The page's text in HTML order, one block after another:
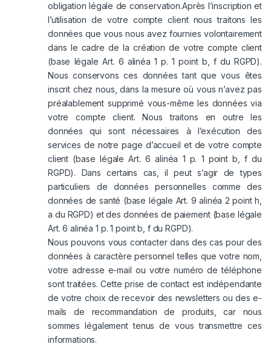
obligation légale de conservation.Après l’inscription et
l’utilisation de votre compte client nous traitons les
données que vous nous avez fournies volontairement
dans le cadre de la création de votre compte client
(base légale Art. 6 alinéa 1 p. 1 point b, f du RGPD).
Nous conservons ces données tant que vous êtes
inscrit chez nous, dans la mesure où vous n’avez pas
préalablement supprimé vous-même les données via
votre compte client. Nous traitons en outre les
données qui sont nécessaires à l’exécution des
services de notre page d’accueil et de votre compte
client (base légale Art. 6 alinéa 1 p. 1 point b, f du
RGPD). Dans certains cas, il peut s’agir de types
particuliers de données personnelles comme des
données de santé (base légale Art. 9 alinéa 2 point h,
a du RGPD) et des données de paiement (base légale
Art. 6 alinéa 1 p. 1 point b, f du RGPD).
Nous pouvons vous contacter dans des cas pour des
données à caractère personnel telles que votre nom,
votre adresse e-mail ou votre numéro de téléphone
sont traitées. Cette prise de contact est indépendante
de votre choix de recevoir des newsletters ou des e-
mails de recommandation de produits, car nous
sommes légalement tenus de vous transmettre ces
informations.